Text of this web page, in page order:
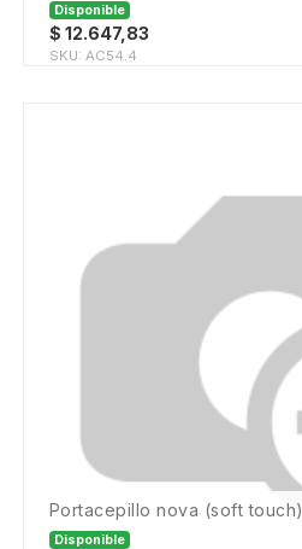
Disponible
$ 12.647,83
SKU: AC54.4
portacepillo nova (soft touch)
Disponible